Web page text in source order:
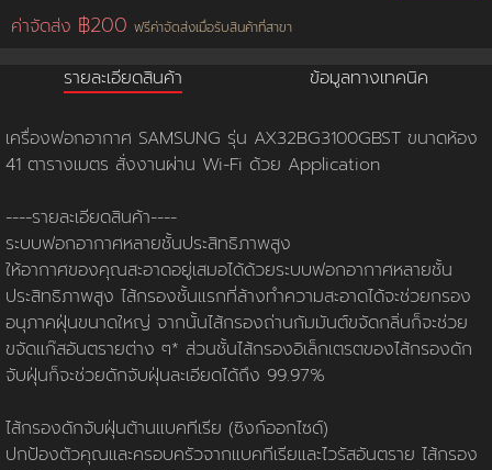
ค่าจัดส่ง ฿200 ฟรีค่าจัดส่งเมื่อรับสินค้าที่สาขา
รายละเอียดสินค้า ข้อมูลทางเทคนิค
ขั้นตอนการสั่งซื้อ
คณะกรรมการบริหาร
การคืนเงินและคืนสินค้า
ทวียนต์ 53 สาขา
ผลงานของเรา
สมัครงาน
นโยบายการใช้คุกกี้